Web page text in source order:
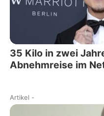
35 Kilo in zwei
Abnehmreise im
Artikel -